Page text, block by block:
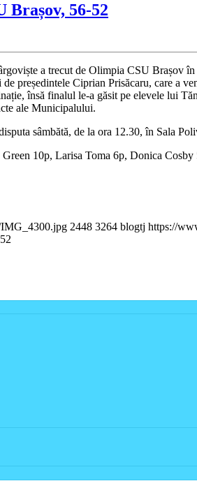
Brașov, 56-52
a trecut de Olimpia CSU Brașov
președintele Ciprian Prisăcaru, care a
însă finalul le-a găsit pe elevele lui
ale Municipalului.
sâmbătă, de la ora 12.30, în Sala
10p, Larisa Toma 6p, Donica
IMG_4300.jpg 2448 3264 blogtj https://